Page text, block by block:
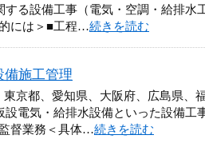
る設備工事（電気・空調・給排水
には＞■工程…続きを読む
備施工管理
都、愛知県、大阪府、広島県、
電気・給排水設備といった設備工
督業務＜具体…続きを読む